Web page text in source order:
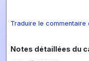
Traduire le commentaire
Notes détaillées du